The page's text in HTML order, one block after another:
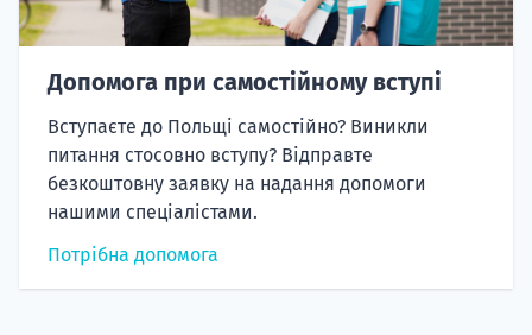
Допомога при самостійному вступі
Вступаєте до Польщі самостійно? Виникли
питання стосовно вступу? Відправте
безкоштовну заявку на надання допомоги
нашими спеціалістами.
Потрібна допомога